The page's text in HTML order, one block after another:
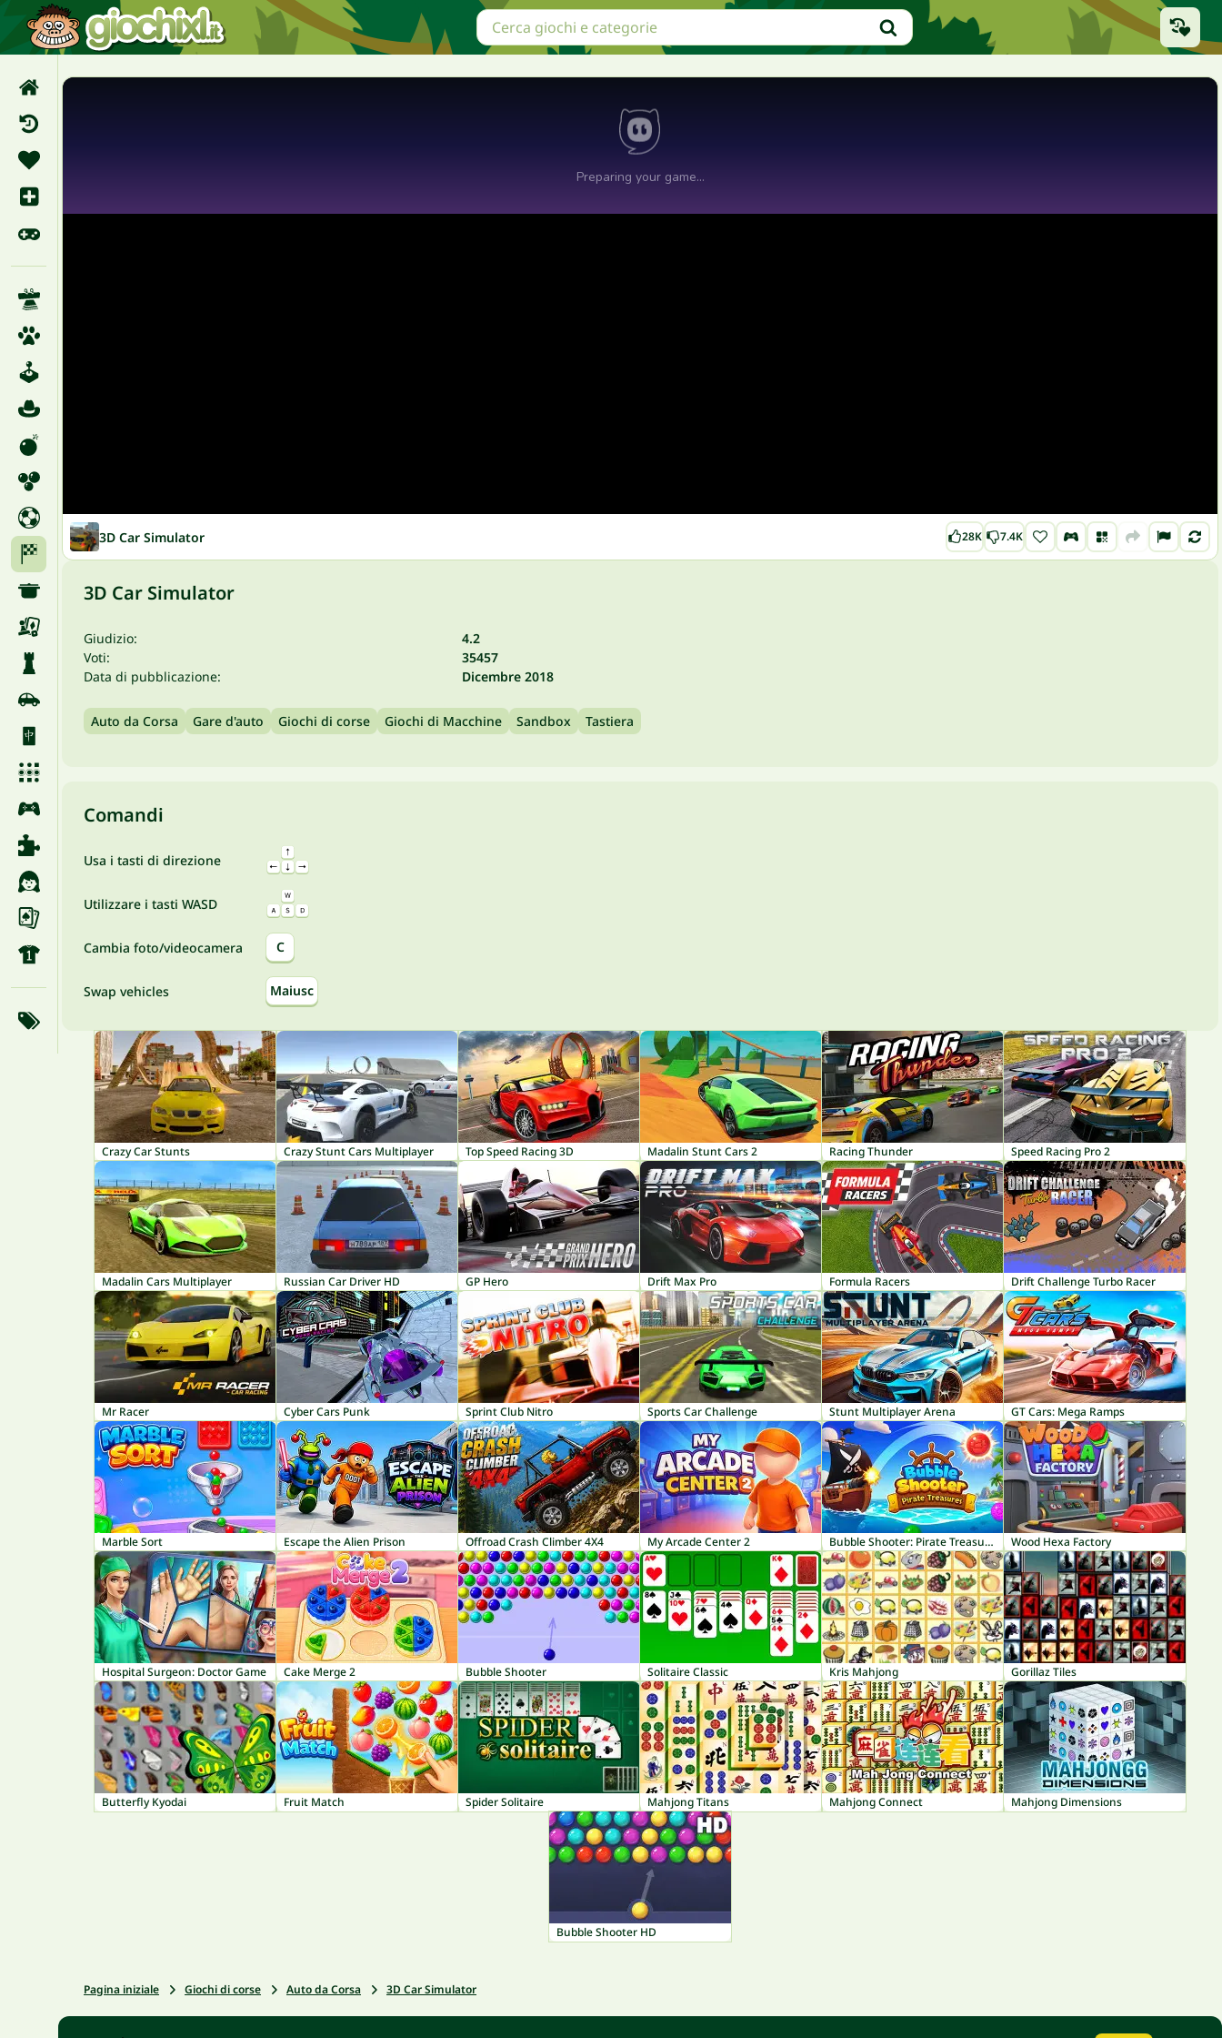
3D Car Simulator 28K 7.4K
3D Car Simulator
Giudizio:
4.2
Voti:
35457
Data di pubblicazione:
Dicembre 2018
Auto da Corsa Gare d'auto Giochi di corse Giochi di Macchine Sandbox Tastiera
Comandi
Usa i tasti di direzione
Utilizzare i tasti WASD
Cambia foto/videocamera C
Swap vehicles Maiusc
Crazy Car Stunts Crazy Stunt Cars Multiplayer Top Speed Racing 3D Madalin Stunt Cars 2 Racing Thunder Speed Racing Pro 2
Madalin Cars Multiplayer Russian Car Driver HD GP Hero Drift Max Pro Formula Racers Drift Challenge Turbo Racer
Mr Racer Cyber Cars Punk Sprint Club Nitro Sports Car Challenge Stunt Multiplayer Arena GT Cars: Mega Ramps
Marble Sort Escape the Alien Prison Offroad Crash Climber 4X4 My Arcade Center 2 Bubble Shooter: Pirate Treasures Wood Hexa Factory
Hospital Surgeon: Doctor Game Cake Merge 2 Bubble Shooter Solitaire Classic Kris Mahjong Gorillaz Tiles
Butterfly Kyodai Fruit Match Spider Solitaire Mahjong Titans Mahjong Connect Mahjong Dimensions
Bubble Shooter HD
Pagina iniziale Giochi di corse Auto da Corsa 3D Car Simulator